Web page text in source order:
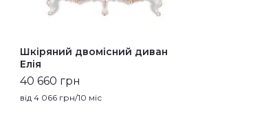
Шкіряний двомісний диван
Елія
40 660 грн
від 4 066 грн/10 міс